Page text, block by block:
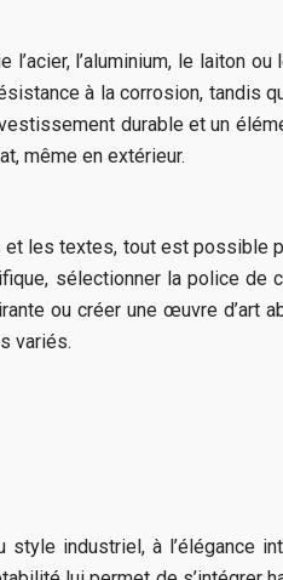
l’aluminium, le laiton
à la corrosion, tandis
durable et un
même en extérieur.
les textes, tout est possible
sélectionner la police de
ou créer une œuvre d’art
variés.
style industriel, à l’élégance